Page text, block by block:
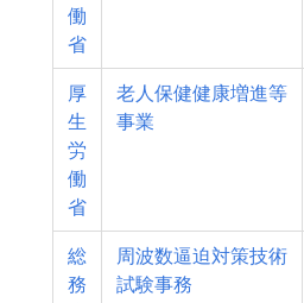
働
省
厚
生
労
働
省
老人保健健康増進等
事業
総
務
周波数逼迫対策技術
試験事務